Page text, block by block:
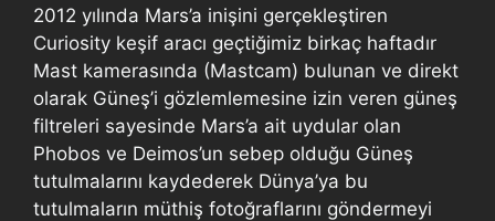
2012 yılında Mars’a inişini gerçekleştiren
Curiosity keşif aracı geçtiğimiz birkaç haftadır
Mast kamerasında (Mastcam) bulunan ve direkt
olarak Güneş’i gözlemlemesine izin veren güneş
filtreleri sayesinde Mars’a ait uydular olan
Phobos ve Deimos’un sebep olduğu Güneş
tutulmalarını kaydederek Dünya’ya bu
tutulmaların müthiş fotoğraflarını göndermeyi